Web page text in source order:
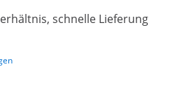
schnelle Lieferung